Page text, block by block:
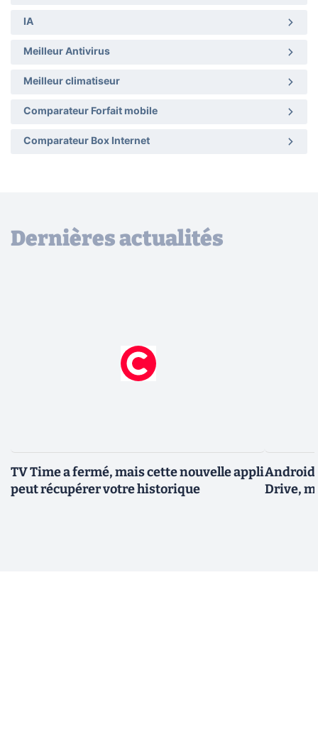
IA
Meilleur Antivirus
Meilleur climatiseur
Comparateur Forfait mobile
Comparateur Box Internet
Dernières actualités
TV Time a fermé, mais cette nouvelle appli
peut récupérer votre historique
Android
Drive,